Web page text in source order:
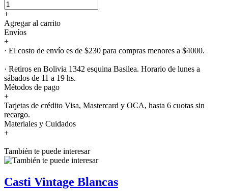
+
Agregar al carrito
Envíos
+
· El costo de envío es de $230 para compras menores a $4000.
· Retiros en Bolivia 1342 esquina Basilea. Horario de lunes a
sábados de 11 a 19 hs.
Métodos de pago
+
Tarjetas de crédito Visa, Mastercard y OCA, hasta 6 cuotas sin
recargo.
Materiales y Cuidados
+
También te puede interesar
Casti Vintage Blancas